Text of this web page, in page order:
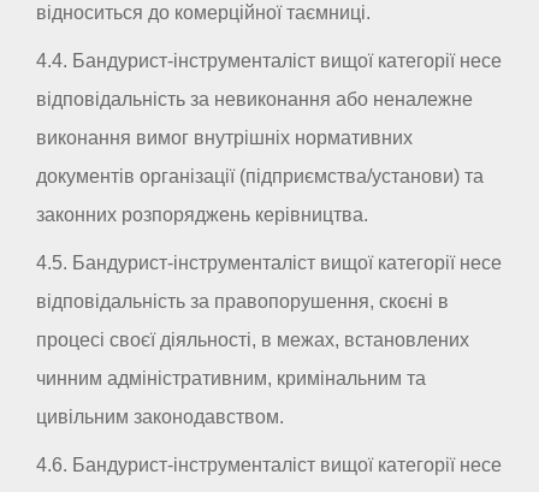
відноситься до комерційної таємниці.
4.4. Бандурист-інструменталіст вищої категорії несе
відповідальність за невиконання або неналежне
виконання вимог внутрішніх нормативних
документів організації (підприємства/установи) та
законних розпоряджень керівництва.
4.5. Бандурист-інструменталіст вищої категорії несе
відповідальність за правопорушення, скоєні в
процесі своєї діяльності, в межах, встановлених
чинним адміністративним, кримінальним та
цивільним законодавством.
4.6. Бандурист-інструменталіст вищої категорії несе